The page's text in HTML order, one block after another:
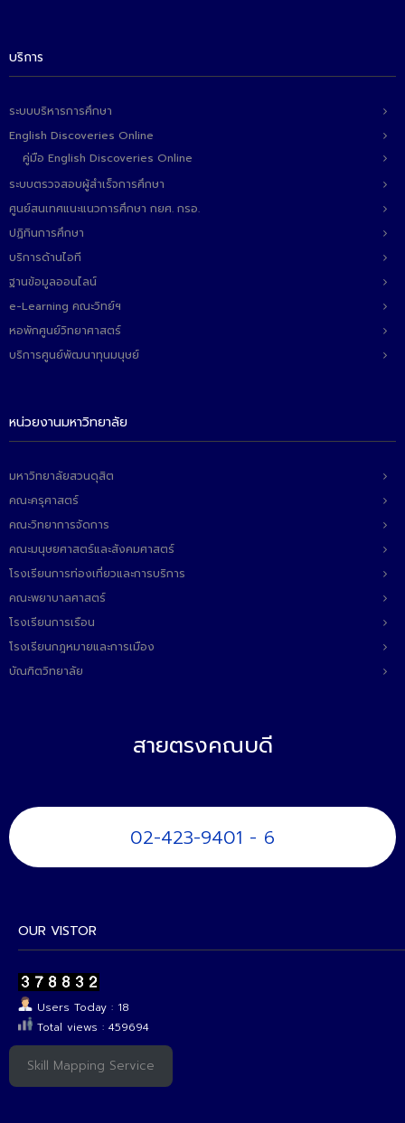
- ฐานข้อมูลงานวิจัย
สวนดุสิต จังหวัดปราจีนบุรี
- โครงการส่งเสริมการปลูกกล้วยเล็บมือนางฯ
- ผลงาน/รางวัล
- SDU Zero Waste
- งานวิจัย/นวัตกรรม
ติดต่อเรา
บริการ
ระบบบริหารการศึกษา
English Discoveries Online
คู่มือ English Discoveries Online
ระบบตรวจสอบผู้สำเร็จการศึกษา
ศูนย์สนเทศแนะแนวการศึกษา กยศ. กรอ.
ปฏิทินการศึกษา
บริการด้านไอที
ฐานข้อมูลออนไลน์
e-Learning คณะวิทย์ฯ
หอพักศูนย์วิทยาศาสตร์
บริการศูนย์พัฒนาทุนมนุษย์
หน่วยงานมหาวิทยาลัย
มหาวิทยาลัยสวนดุสิต
คณะครุศาสตร์
คณะวิทยาการจัดการ
คณะมนุษยศาสตร์และสังคมศาสตร์
โรงเรียนการท่องเที่ยวและการบริการ
คณะพยาบาลศาสตร์
โรงเรียนการเรือน
โรงเรียนกฎหมายและการเมือง
บัณฑิตวิทยาลัย
สายตรงคณบดี
02-423-9401 - 6
OUR VISTOR
Users Today : 18
Total views : 459694
Skill Mapping Service